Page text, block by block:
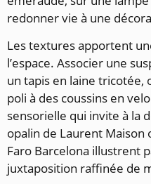
redonner vie à une
Les textures apportent
l’espace. Associer une
un tapis en laine tricotée,
poli à des coussins en
sensorielle qui invite à la
opalin de Laurent Maison
Faro Barcelona illustrent
juxtaposition raffinée de